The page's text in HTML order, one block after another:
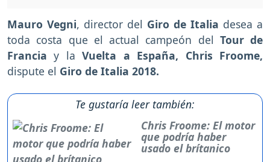
Mauro Vegni, director del Giro de Italia desea a
toda costa que el actual campeón del Tour de
Francia y laVuelta a España, Chris Froome,
dispute el Giro de Italia 2018.
Te gustaría leer también:
Chris Froome: El motor
que podría haber
usado el brítanico